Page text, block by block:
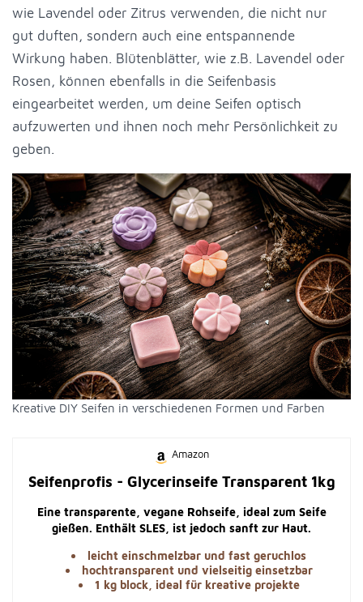
wie Lavendel oder Zitrus verwenden, die nicht nur
gut duften, sondern auch eine entspannende
Wirkung haben. Blütenblätter, wie z.B. Lavendel oder
Rosen, können ebenfalls in die Seifenbasis
eingearbeitet werden, um deine Seifen optisch
aufzuwerten und ihnen noch mehr Persönlichkeit zu
geben.
Kreative DIY Seifen in verschiedenen Formen und Farben
Amazon
Seifenprofis - Glycerinseife Transparent 1kg
Eine transparente, vegane Rohseife, ideal zum Seife
gießen. Enthält SLES, ist jedoch sanft zur Haut.
leicht einschmelzbar und fast geruchlos
hochtransparent und vielseitig einsetzbar
1 kg block, ideal für kreative projekte